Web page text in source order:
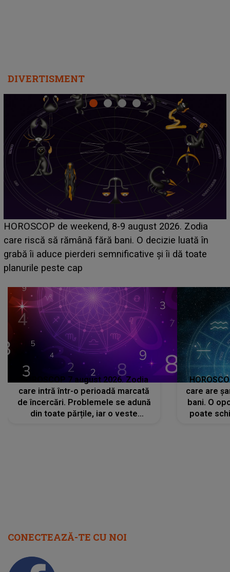
DIVERTISMENT
Emanuel a ținut ACEST DETALIU ASCUNS până
acum! În fața Alexandrei, concurentul din Casa Iubirii
face o MĂRTURISIRE NEAȘTEPTATĂ despre mama
sa: "I-am spus și ei în față, eu nu te iubesc pentru
HOROSCOP 7 august 2026. Zodia
care intră într-o perioadă marcată
de încercări. Problemele se adună
din toate părțile, iar o veste
care are
bani. O
poate
CONECTEAZĂ-TE CU NOI